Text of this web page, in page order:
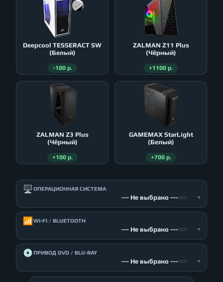
Deepcool TESSERACT SW
(Белый)
-100 р.
ZALMAN Z11 Plus
(Чёрный)
+1100 р.
ZALMAN Z3 Plus
(Чёрный)
+100 р.
GAMEMAX StarLight
(Белый)
+700 р.
🖥️ ОПЕРАЦИОННАЯ СИСТЕМА
--- Не выбрано --- ▾
📶 WI-FI / BLUETOOTH
--- Не выбрано --- ▾
💿ПРИВОД DVD / BLU-RAY
--- Не выбрано --- ▾